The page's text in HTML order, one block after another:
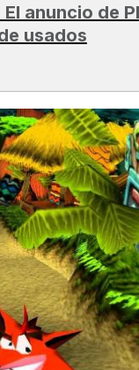
anuncio de
usados